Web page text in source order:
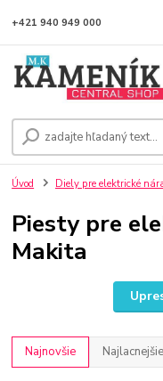
+421 940 949 000
Úvod Diely pre elektrické
Piesty pre
Makita
Najnovšie Najlacnejšie